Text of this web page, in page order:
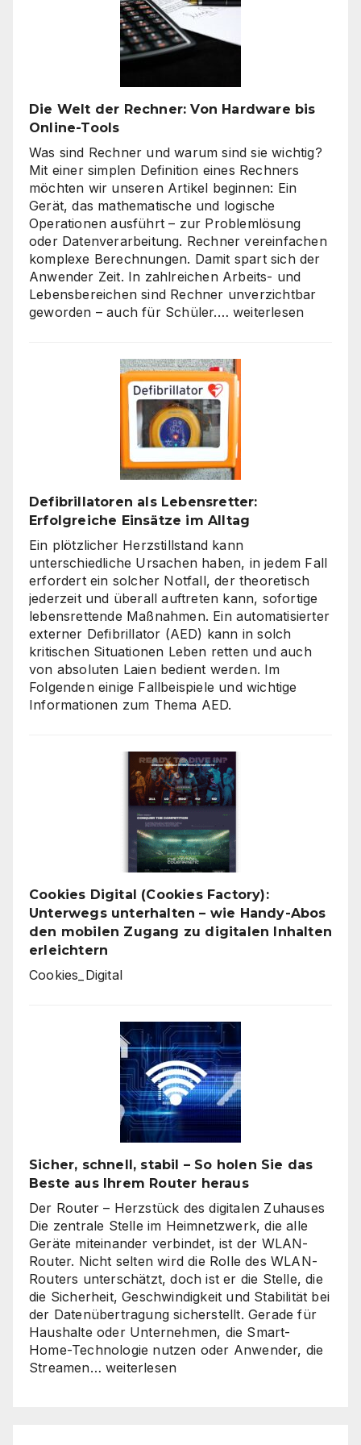
„billig“
Die Welt der Rechner: Von Hardware bis
Online-Tools
Was sind Rechner und warum sind sie wichtig?
Mit einer simplen Definition eines Rechners
möchten wir unseren Artikel beginnen: Ein
Gerät, das mathematische und logische
Operationen ausführt – zur Problemlösung
oder Datenverarbeitung. Rechner vereinfachen
komplexe Berechnungen. Damit spart sich der
Anwender Zeit. In zahlreichen Arbeits- und
Lebensbereichen sind Rechner unverzichtbar
geworden – auch für Schüler.… Die
Rechner:
Von
Hardware
Online-
Tools
weiterlesen
Defibrillatoren als Lebensretter:
Erfolgreiche Einsätze im Alltag
Ein plötzlicher Herzstillstand kann
unterschiedliche Ursachen haben, in jedem Fall
erfordert ein solcher Notfall, der theoretisch
jederzeit und überall auftreten kann, sofortige
lebensrettende Maßnahmen. Ein automatisierter
externer Defibrillator (AED) kann in solch
kritischen Situationen Leben retten und auch
von absoluten Laien bedient werden. Im
Folgenden einige Fallbeispiele und wichtige
Informationen zum Thema AED.
Cookies Digital (Cookies Factory):
Unterwegs unterhalten – wie Handy-Abos
den mobilen Zugang zu digitalen Inhalten
erleichtern
Cookies_Digital
Sicher, schnell, stabil – So holen Sie das
Beste aus Ihrem Router heraus
Der Router – Herzstück des digitalen Zuhauses
Die zentrale Stelle im Heimnetzwerk, die alle
Geräte miteinander verbindet, ist der WLAN-
Router. Nicht selten wird die Rolle des WLAN-
Routers unterschätzt, doch ist er die Stelle, die
die Sicherheit, Geschwindigkeit und Stabilität bei
der Datenübertragung sicherstellt. Gerade für
Haushalte oder Unternehmen, die Smart-
Home-Technologie nutzen oder Anwender, die
Streamen… Sicher,
weiterlesen